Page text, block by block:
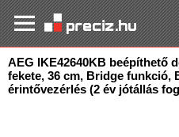
AEG IKE42640KB beépíthető
fekete, 36 cm, Bridge funkció,
érintővezérlés (2 év jótállás